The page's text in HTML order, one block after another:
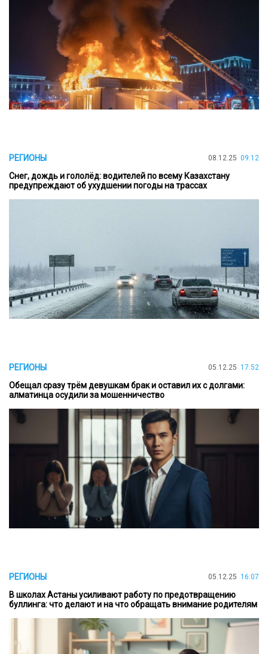
РЕГИОНЫ 08.12.25 09:12
Снег, дождь и гололёд: водителей по всему Казахстану
предупреждают об ухудшении погоды на трассах
РЕГИОНЫ 05.12.25 17:52
Обещал сразу трём девушкам брак и оставил их с долгами:
алматинца осудили за мошенничество
РЕГИОНЫ 05.12.25 16:07
В школах Астаны усиливают работу по предотвращению
буллинга: что делают и на что обращать внимание родителям